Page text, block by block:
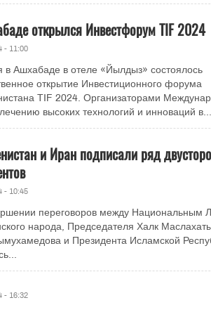
открылся Инвестфорум TIF 2024
- 11:00
в Ашхабаде в отеле «Йылдыз» состоялось
открытие Инвестиционного форума
TIF 2024. Организаторами
высоких технологий и инноваций в...
и Иран подписали ряд
- 10:45
переговоров между Национальным
народа, Председателя Халк
и Президента Исламской
- 16:32